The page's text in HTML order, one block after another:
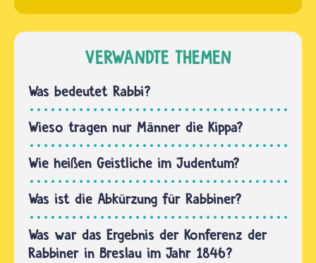
Wie ein
und…
oder
eine
Jüdin
werden
möchte,
müssen
er oder
sie eine
Rabbinerausbildung
durchlaufen.
…
VERWANDTE THEMEN
Was bedeutet Rabbi?
Wieso tragen nur Männer die Kippa?
Wie heißen Geistliche im Judentum?
Was ist die Abkürzung für Rabbiner?
Was war das Ergebnis der Konferenz der
Rabbiner in Breslau im Jahr 1846?